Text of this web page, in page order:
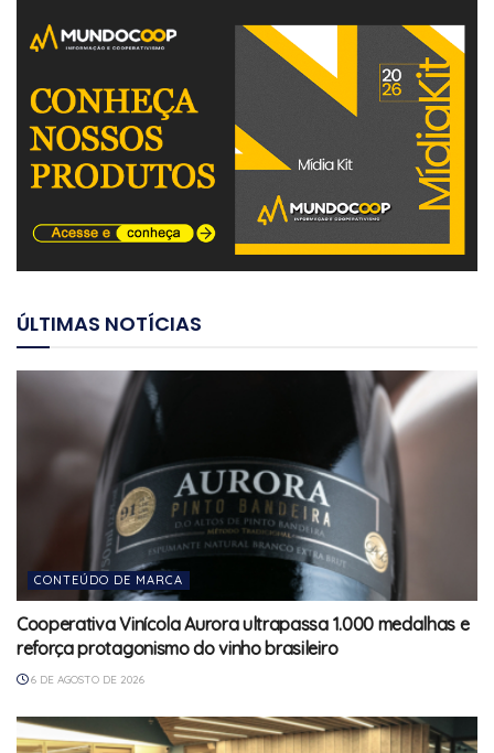
ÚLTIMAS NOTÍCIAS
CONTEÚDO DE MARCA
Cooperativa Vinícola Aurora ultrapassa 1.000 medalhas e
reforça protagonismo do vinho brasileiro
6 DE AGOSTO DE 2026